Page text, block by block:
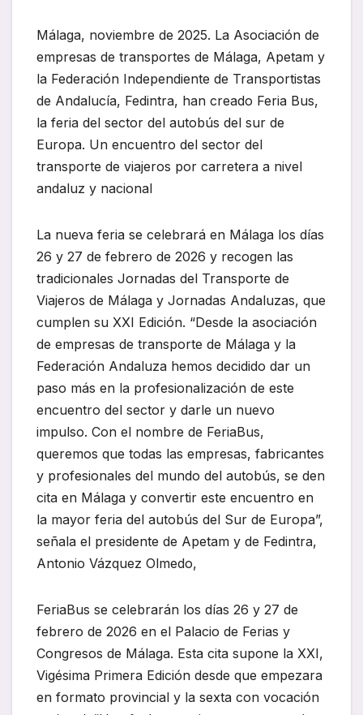
Málaga, noviembre de 2025. La Asociación de
empresas de transportes de Málaga, Apetam y
la Federación Independiente de Transportistas
de Andalucía, Fedintra, han creado Feria Bus,
la feria del sector del autobús del sur de
Europa. Un encuentro del sector del
transporte de viajeros por carretera a nivel
andaluz y nacional
La nueva feria se celebrará en Málaga los días
26 y 27 de febrero de 2026 y recogen las
tradicionales Jornadas del Transporte de
Viajeros de Málaga y Jornadas Andaluzas, que
cumplen su XXI Edición. “Desde la asociación
de empresas de transporte de Málaga y la
Federación Andaluza hemos decidido dar un
paso más en la profesionalización de este
encuentro del sector y darle un nuevo
impulso. Con el nombre de FeriaBus,
queremos que todas las empresas, fabricantes
y profesionales del mundo del autobús, se den
cita en Málaga y convertir este encuentro en
la mayor feria del autobús del Sur de Europa”,
señala el presidente de Apetam y de Fedintra,
Antonio Vázquez Olmedo,
FeriaBus se celebrarán los días 26 y 27 de
febrero de 2026 en el Palacio de Ferias y
Congresos de Málaga. Esta cita supone la XXI,
Vigésima Primera Edición desde que empezara
en formato provincial y la sexta con vocación